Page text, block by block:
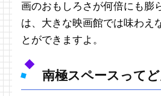
画のおもしろさが何倍にも膨
は、大きな映画館では味わえ
とができますよ。
南極スペースって